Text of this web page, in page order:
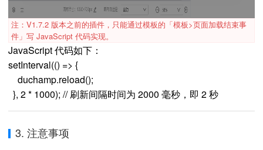
注：V1.7.2 版本之前的插件，只能通过模板的「模板>页面加载结束事
件」写 JavaScript 代码实现。
JavaScript 代码如下：
setInterval(() => {
duchamp.reload();
}, 2 * 1000); // 刷新间隔时间为 2000 毫秒，即 2 秒
3. 注意事项